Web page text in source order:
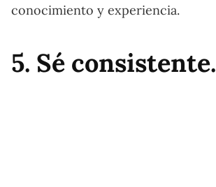
conocimiento y experiencia.
5. Sé consistente.